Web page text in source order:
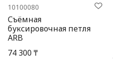
10100080
Съёмная
буксировочная петля
ARB
74 300 ₸